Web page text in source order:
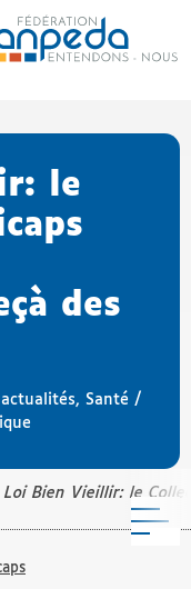
le
des
actualités, Santé /
Loi Bien Vieillir: le